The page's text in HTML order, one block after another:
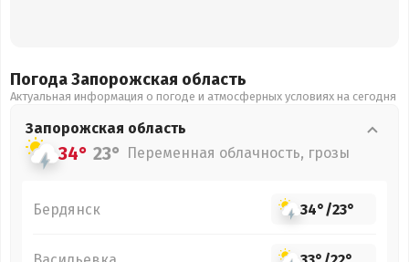
Погода Запорожская область
Актуальная информация о погоде и атмосферных условиях на сегодня
Запорожская область
34° 23° Переменная облачность, грозы
Бердянск 34°/23°